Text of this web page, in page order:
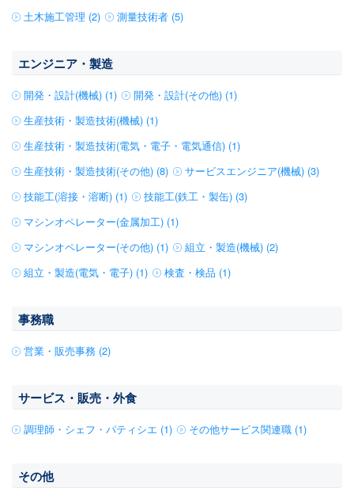
土木施工管理 (2)
測量技術者 (5)
エンジニア・製造
開発・設計(機械) (1)
開発・設計(その他) (1)
生産技術・製造技術(機械) (1)
生産技術・製造技術(電気・電子・電気通信) (1)
生産技術・製造技術(その他) (8)
サービスエンジニア(機械) (3)
技能工(溶接・溶断) (1)
技能工(鉄工・製缶) (3)
マシンオペレーター(金属加工) (1)
マシンオペレーター(その他) (1)
組立・製造(機械) (2)
組立・製造(電気・電子) (1)
検査・検品 (1)
事務職
営業・販売事務 (2)
サービス・販売・外食
調理師・シェフ・パティシエ (1) その他サービス関連職 (1)
その他